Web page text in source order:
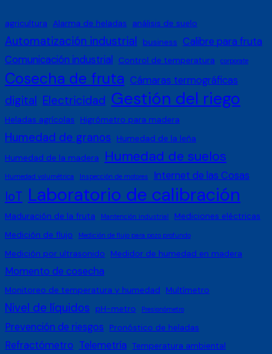
agricultura Alarma de heladas análisis de suelo
Automatización industrial business Calibre para fruta
Comunicación industrial
Control de temperatura corporate
Cosecha de fruta Cámaras termográficas
digital Electricidad Gestión del riego
Heladas agrícolas Higrómetro para madera
Humedad de granos
Humedad de la leña
Humedad de la madera
Humedad de suelos
Humedad volumétrica Inspección de motores Internet de las Cosas
IoT Laboratorio de calibración
Maduración de la fruta Mantención industrial
Mediciones eléctricas
Medición de flujo
Medición de flujo para pozo profundo
Medición por ultrasonido Medidor de humedad en madera
Momento de cosecha
Monitoreo de temperatura y humedad Multímetro
Nivel de líquidos pH-metro Presionómetro
Prevención de riesgos Pronóstico de heladas
Refractómetro Telemetría Temperatura ambiental